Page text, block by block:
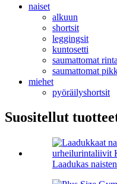
naiset
alkuun
shortsit
leggingsit
kuntosetti
saumattomat
saumattomat
miehet
pyöräilyshortsit
Suositellut
Laadukas